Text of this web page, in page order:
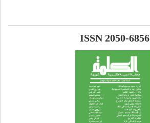
ISSN 2050-6856